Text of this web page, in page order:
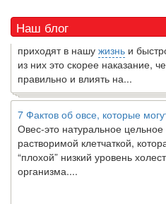
Наш блог
Какдиетолог
приходят в нашужизньи
из них это скорее наказание,
правильно и влиять на...
7 Фактов об овсе, которые
Овес-это натуральное цельное
растворимой клетчаткой,
“плохой” низкий уровень
организма....